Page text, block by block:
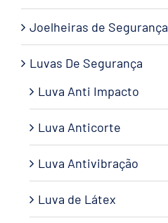
Joelheiras de Segurança
Luvas De Segurança
Luva Anti Impacto
Luva Anticorte
Luva Antivibração
Luva de Látex